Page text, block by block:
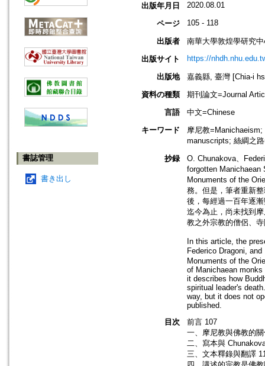
書誌管理
書き出し
出版年月日 2020.08.01
ページ 105 - 118
出版者
南華大學敦煌學研究
出版サイト
https://
出版地
嘉義縣, 臺灣 [Chia-i
資料の種類
期刊論文=Journal
言語
中文=Chinese
キーワード
摩尼教
manuscripts; 絲綢之
抄録
O. Chunakova、
forgotten Manichaean
Monuments of the
務。但是，筆者重新
後，每經過一百年逐
迄今為止，尚未找到
教之外宗教的僧侶、
In this article, the
Federico Dragoni,
Monuments of the
of Manichaean
it describes how
spiritual leader's
way, but it does not
published.
目次
前言 107
一、摩尼教與佛教的
二、寫本與
三、文本釋錄與翻譯